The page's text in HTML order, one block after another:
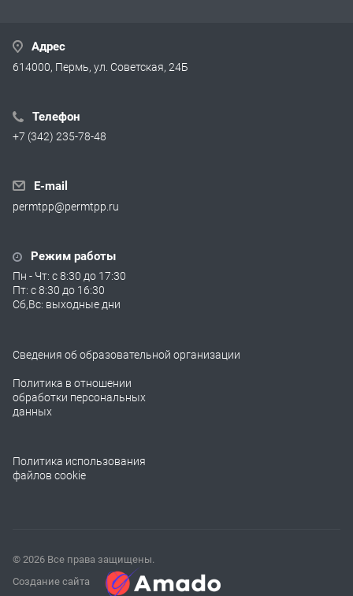
Адрес
614000, Пермь, ул. Советская, 24Б
Телефон
+7 (342) 235-78-48
E-mail
permtpp@permtpp.ru
Режим работы
Пн - Чт: с 8:30 до 17:30
Пт: с 8:30 до 16:30
Сб,Вс: выходные дни
Сведения об образовательной организации
Политика в отношении
обработки персональных
данных
Политика использования
файлов cookie
© 2026 Все права защищены.
Создание сайта